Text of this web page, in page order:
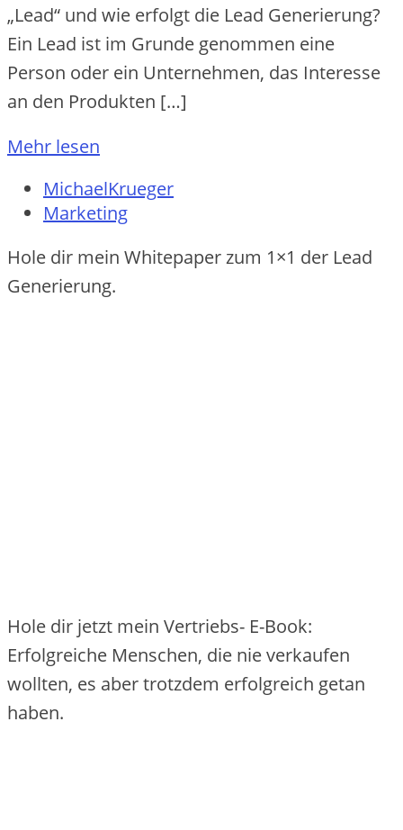
„Lead“ und wie erfolgt die Lead Generierung?
Ein Lead ist im Grunde genommen eine
Person oder ein Unternehmen, das Interesse
an den Produkten […]
Mehr lesen
MichaelKrueger
Marketing
Hole dir mein Whitepaper zum 1×1 der Lead
Generierung.
Hole dir jetzt mein Vertriebs- E-Book:
Erfolgreiche Menschen, die nie verkaufen
wollten, es aber trotzdem erfolgreich getan
haben.